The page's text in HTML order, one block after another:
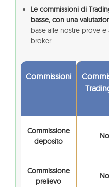
Le commissioni di
basse, con una
base alle nostre prove
broker.
Commissioni
Commissione
deposito
No
Commissione
prelievo
No